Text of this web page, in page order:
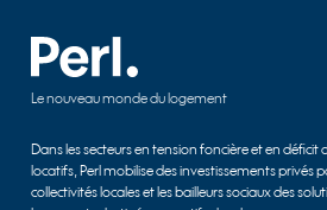
Le nouveau monde du logement
Dans les secteurs en tension foncière et en
locatifs, Perl mobilise des investissements privés
collectivités locales et les bailleurs sociaux des